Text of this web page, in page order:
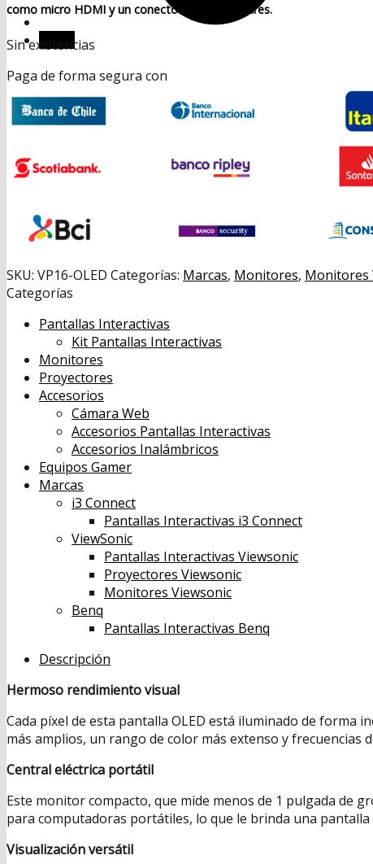
como micro HDMI y un conector para auriculares.
Sin existencias
Paga de forma segura con
SKU: VP16-OLED Categorías: Marcas, Monitores, Monitores
Categorías
Pantallas Interactivas
Kit Pantallas Interactivas
Monitores
Proyectores
Accesorios
Cámara Web
Accesorios Pantallas Interactivas
Accesorios Inalámbricos
Equipos Gamer
Marcas
i3 Connect
Pantallas Interactivas i3 Connect
ViewSonic
Pantallas Interactivas Viewsonic
Proyectores Viewsonic
Monitores Viewsonic
Benq
Pantallas Interactivas Benq
Descripción
Hermoso rendimiento visual
Cada píxel de esta pantalla OLED está iluminado de forma
más amplios, un rango de color más extenso y
Central eléctrica portátil
Este monitor compacto, que mide menos de 1 pulgada de
para computadoras portátiles, lo que le brinda una
Visualización versátil